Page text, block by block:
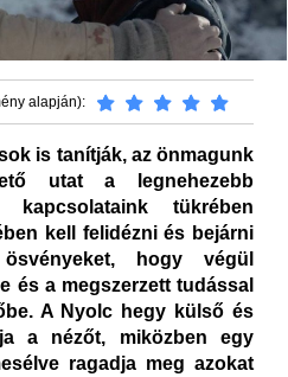
alapján):
is tanítják, az önmagunk
utat a legnehezebb
kapcsolataink tükrében
kell felidézni és bejárni
hogy végül
és a megszerzett tudással
A Nyolc hegy külső és
a nézőt, miközben egy
ragadja meg azokat